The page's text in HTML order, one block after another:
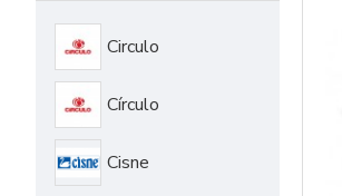
Circulo
Círculo
Cisne